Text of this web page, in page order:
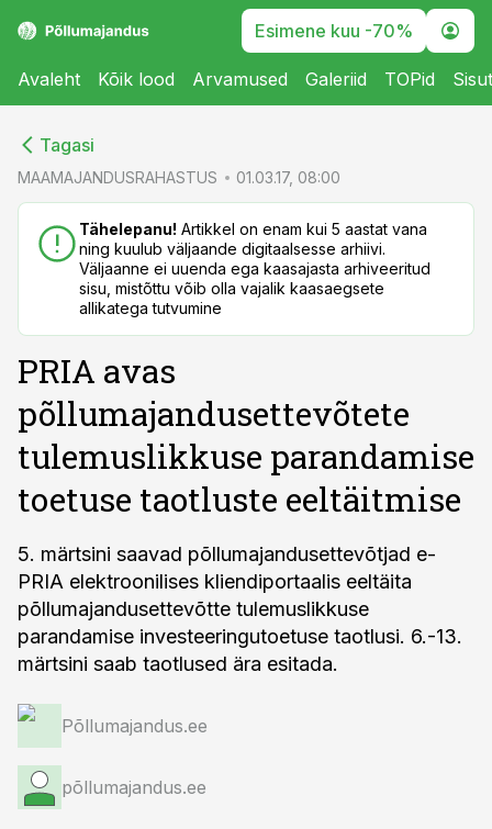
Esimene kuu -70%
Avaleht Kõik lood Arvamused Galeriid TOPid
Tagasi
MAAMAJANDUSRAHASTUS 01.03.17, 08:00
Tähelepanu! Artikkel on enam kui 5 aastat vana
ning kuulub väljaande digitaalsesse arhiivi.
Väljaanne ei uuenda ega kaasajasta arhiveeritud
sisu, mistõttu võib olla vajalik kaasaegsete
allikatega tutvumine
PRIA avas
põllumajandusettevõtete
tulemuslikkuse parandamise
toetuse taotluste eeltäitmise
5. märtsini saavad põllumajandusettevõtjad e-
PRIA elektroonilises kliendiportaalis eeltäita
põllumajandusettevõtte tulemuslikkuse
parandamise investeeringutoetuse taotlusi. 6.-13.
märtsini saab taotlused ära esitada.
Põllumajandus.ee
põllumajandus.ee